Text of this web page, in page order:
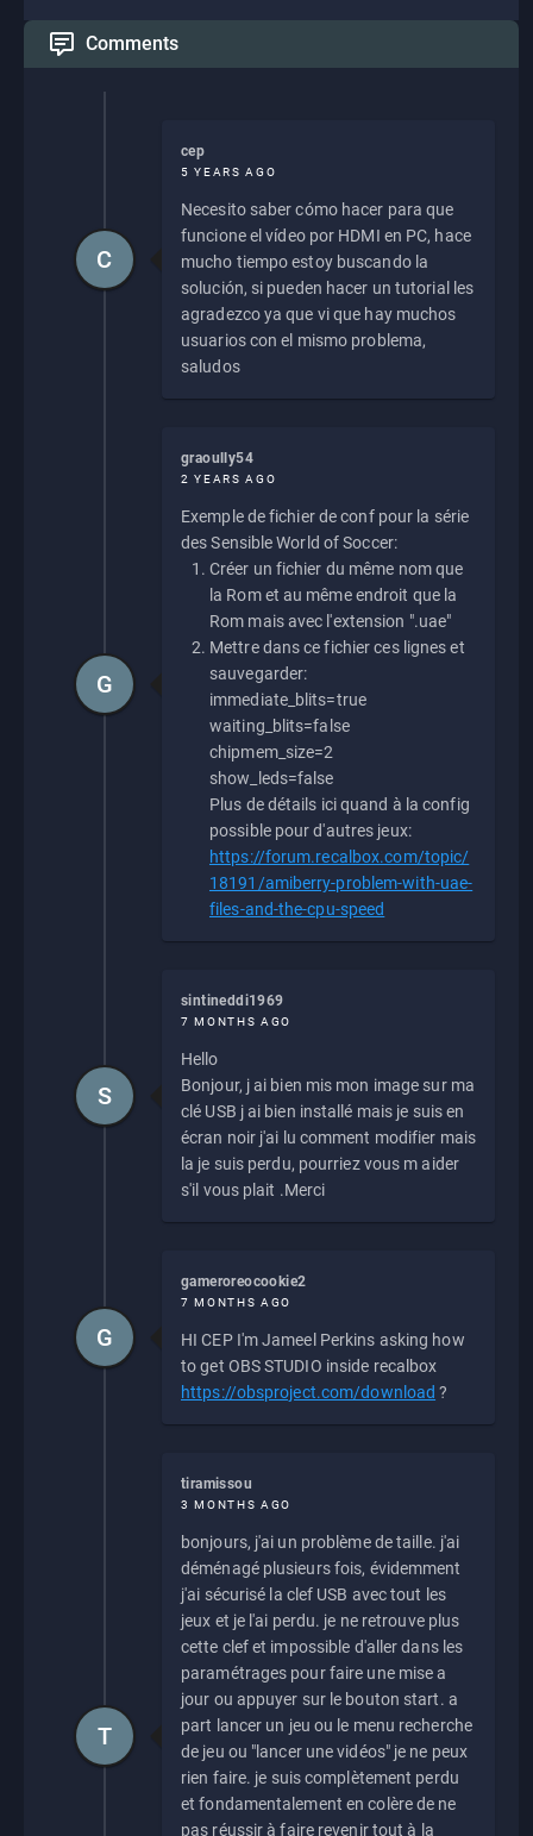
Comments
cep
5 YEARS AGO
Necesito saber cómo hacer para que
funcione el vídeo por HDMI en PC, hace
mucho tiempo estoy buscando la
solución, si pueden hacer un tutorial les
agradezco ya que vi que hay muchos
usuarios con el mismo problema,
saludos
C
graoully54
2 YEARS AGO
Exemple de fichier de conf pour la série
des Sensible World of Soccer:
Créer un fichier du même nom que
la Rom et au même endroit que la
Rom mais avec l'extension ".uae"
Mettre dans ce fichier ces lignes et
sauvegarder:
immediate_blits=true
waiting_blits=false
chipmem_size=2
show_leds=false
Plus de détails ici quand à la config
possible pour d'autres jeux:
https://forum.recalbox.com/topic/
18191/amiberry-problem-with-uae-
files-and-the-cpu-speed
G
sintineddi1969
7 MONTHS AGO
Hello
Bonjour, j ai bien mis mon image sur ma
clé USB j ai bien installé mais je suis en
écran noir j'ai lu comment modifier mais
la je suis perdu, pourriez vous m aider
s'il vous plait .Merci
S
gameroreocookie2
7 MONTHS AGO
HI CEP I'm Jameel Perkins asking how
to get OBS STUDIO inside recalbox
https://obsproject.com/download ?
G
tiramissou
3 MONTHS AGO
bonjours, j'ai un problème de taille. j'ai
déménagé plusieurs fois, évidemment
j'ai sécurisé la clef USB avec tout les
jeux et je l'ai perdu. je ne retrouve plus
cette clef et impossible d'aller dans les
paramétrages pour faire une mise a
jour ou appuyer sur le bouton start. a
part lancer un jeu ou le menu recherche
de jeu ou "lancer une vidéos" je ne peux
rien faire. je suis complètement perdu
et fondamentalement en colère de ne
pas réussir à faire revenir tout à la
T